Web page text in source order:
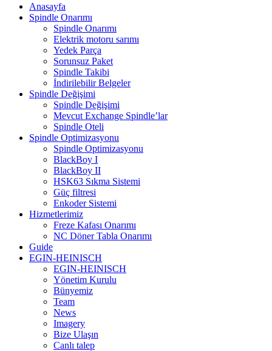
Anasayfa
Spindle Onarımı
Spindle Onarımı
Elektrik motoru sarımı
Yedek Parça
Sorunsuz Paket
Spindle Takibi
İndirilebilir Belgeler
Spindle Değişimi
Spindle Değişimi
Mevcut Exchange Spindle’lar
Spindle Oteli
Spindle Optimizasyonu
Spindle Optimizasyonu
BlackBoy I
BlackBoy II
HSK63 Sıkma Sistemi
Güç filtresi
Enkoder Sistemi
Hizmetlerimiz
Freze Kafası Onarımı
NC Döner Tabla Onarımı
Guide
EGIN-HEINISCH
EGIN-HEINISCH
Yönetim Kurulu
Bünyemiz
Team
News
Imagery
Bize Ulaşın
Canlı talep